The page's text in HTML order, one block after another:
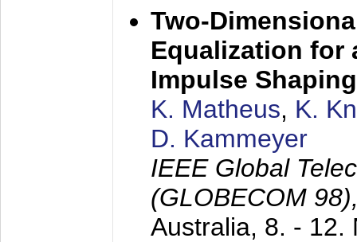
Two-
Equalization for
Impulse
K. Matheus, K.
D. Kammeyer
IEEE Global
(GLOBECOM
Australia, 8. - 12.